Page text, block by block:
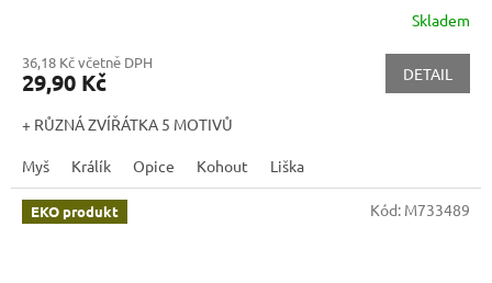
Skladem
36,18 Kč včetně DPH
29,90 Kč DETAIL
+ RŮZNÁ ZVÍŘÁTKA 5 MOTIVŮ
Myš Králík Opice Kohout Liška
EKO produkt Kód: M733489